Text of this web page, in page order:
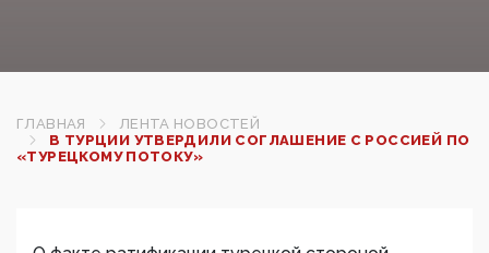
ГЛАВНАЯ
ЛЕНТА НОВОСТЕЙ
В ТУРЦИИ УТВЕРДИЛИ СОГЛАШЕНИЕ С РОССИЕЙ ПО
«ТУРЕЦКОМУ ПОТОКУ»